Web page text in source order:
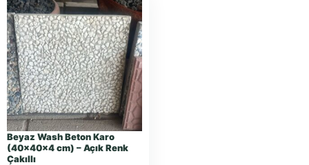
Beyaz Wash Beton Karo
(40x40x4 cm) – Açık Renk
Çakıllı